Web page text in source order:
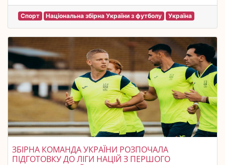
Спорт Національна збірна України з футболу Україна
ЗБІРНА КОМАНДА УКРАЇНИ РОЗПОЧАЛА
ПІДГОТОВКУ ДО ЛІГИ НАЦІЙ З ПЕРШОГО